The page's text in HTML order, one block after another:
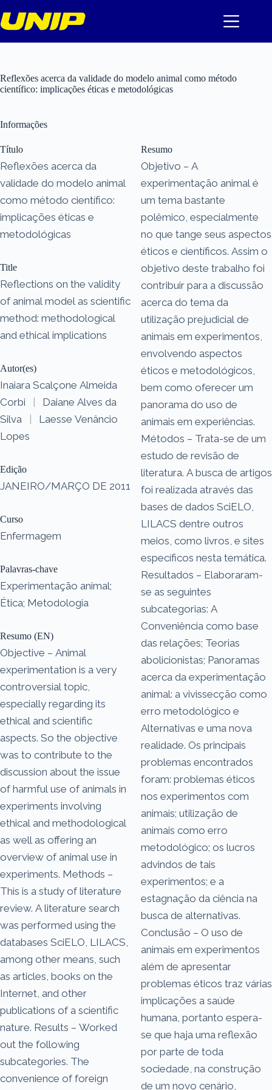
para
o
Reflexões acerca da validade do modelo animal como método
científico: implicações éticas e metodológicas
Informações
Título
Reflexões acerca da
validade do modelo animal
como método científico:
implicações éticas e
metodológicas
Title
Reflections on the validity
of animal model as scientific
method: methodological
and ethical implications
Autor(es)
Inaiara Scalçone Almeida
Corbi
|
Daiane Alves da
Silva
|
Laesse Venâncio
Lopes
Edição
JANEIRO/MARÇO DE 2011
Curso
Enfermagem
Palavras-chave
Experimentação animal;
Ética; Metodologia
Resumo (EN)
Objective – Animal
experimentation is a very
controversial topic,
especially regarding its
ethical and scientific
aspects. So the objective
was to contribute to the
discussion about the issue
of harmful use of animals in
experiments involving
ethical and methodological
as well as offering an
overview of animal use in
experiments. Methods –
This is a study of literature
review. A literature search
was performed using the
databases SciELO, LILACS,
among other means, such
as articles, books on the
Internet, and other
publications of a scientific
nature. Results – Worked
out the following
subcategories. The
convenience of foreign
Resumo
Objetivo – A
experimentação animal é
um tema bastante
polêmico, especialmente
no que tange seus aspectos
éticos e científicos. Assim o
objetivo deste trabalho foi
contribuir para a discussão
acerca do tema da
utilização prejudicial de
animais em experimentos,
envolvendo aspectos
éticos e metodológicos,
bem como oferecer um
panorama do uso de
animais em experiências.
Métodos – Trata-se de um
estudo de revisão de
literatura. A busca de artigos
foi realizada através das
bases de dados SciELO,
LILACS dentre outros
meios, como livros, e sites
específicos nesta temática.
Resultados – Elaboraram-
se as seguintes
subcategorias: A
Conveniência como base
das relações; Teorias
abolicionistas; Panoramas
acerca da experimentação
animal: a vivissecção como
erro metodológico e
Alternativas e uma nova
realidade. Os principais
problemas encontrados
foram: problemas éticos
nos experimentos com
animais; utilização de
animais como erro
metodológico; os lucros
advindos de tais
experimentos; e a
estagnação da ciência na
busca de alternativas.
Conclusão – O uso de
animais em experimentos
além de apresentar
problemas éticos traz várias
implicações a saúde
humana, portanto espera-
se que haja uma reflexão
por parte de toda
sociedade, na construção
de um novo cenário,